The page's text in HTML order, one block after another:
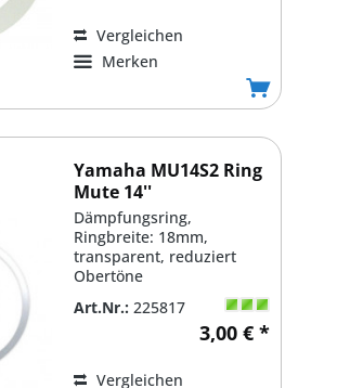
Vergleichen
Merken
Yamaha MU14S2 Ring
Mute 14''
Dämpfungsring,
Ringbreite: 18mm,
transparent, reduziert
Obertöne
Art.Nr.: 225817
3,00 € *
Vergleichen